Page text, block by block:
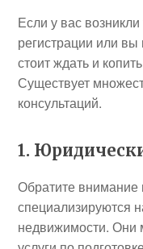
Если у вас
регистрации или
стоит ждать и
Существует
консультаций.
1.
Обратите
специализируются
недвижимости. Они